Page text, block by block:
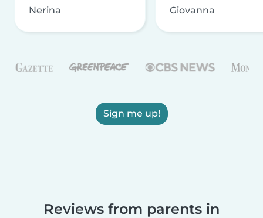
Nerina Giovanna
Sign me up!
Reviews from parents in